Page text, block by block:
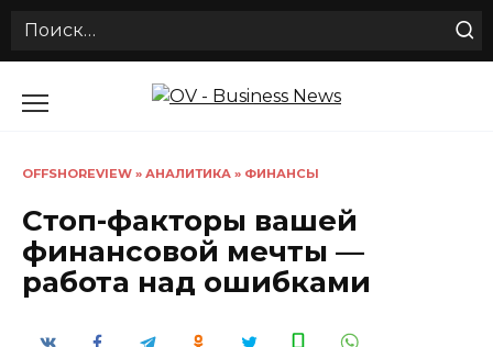
Search
OFFSHOREVIEW » АНАЛИТИКА » ФИНАНСЫ
Стоп-факторы вашей
финансовой мечты —
работа над ошибками